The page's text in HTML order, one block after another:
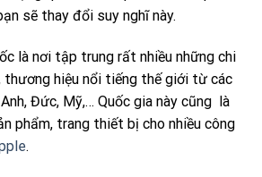
sẽ thay đổi suy nghĩ này.
là nơi tập trung rất nhiều những chi
thương hiệu nổi tiếng thế giới từ các
Đức, Mỹ,… Quốc gia này cũng là
phẩm, trang thiết bị cho nhiều công
.